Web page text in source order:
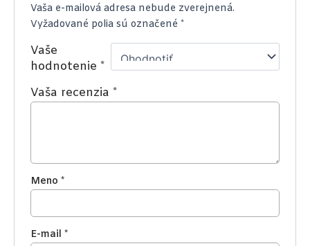
Vaša e-mailová adresa nebude zverejnená.
Vyžadované polia sú označené*
Vaše
hodnotenie *
Vaša recenzia *
Meno*
E-mail*